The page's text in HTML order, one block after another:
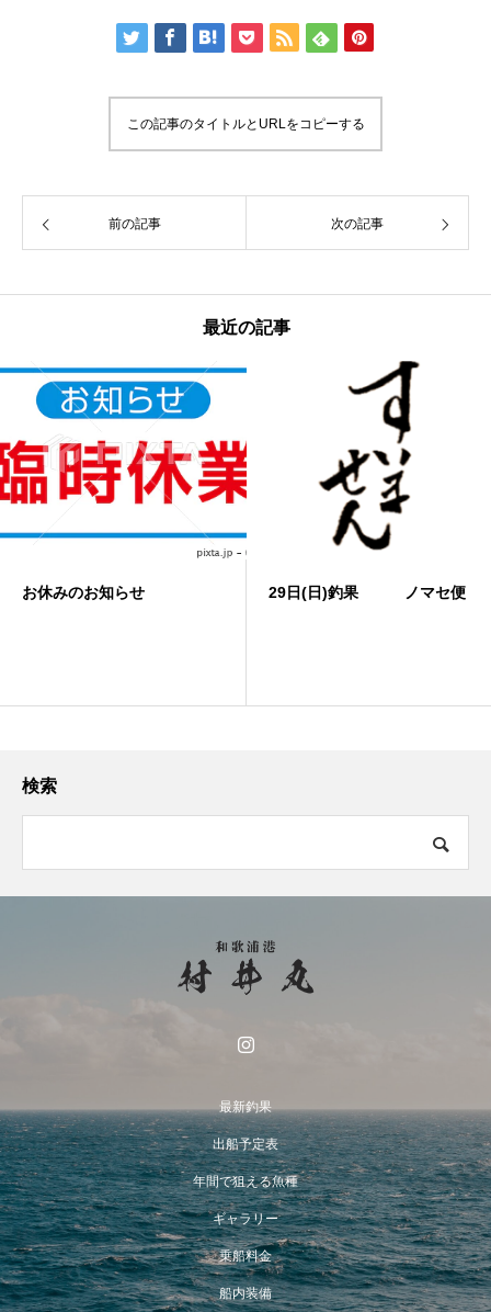
この記事のタイトルとURLをコピーする
前の記事 次の記事
最近の記事
お休みのお知らせ 29日(日)釣果 ノマセ便
検索
最新釣果
出船予定表
年間で狙える魚種
ギャラリー
乗船料金
船内装備